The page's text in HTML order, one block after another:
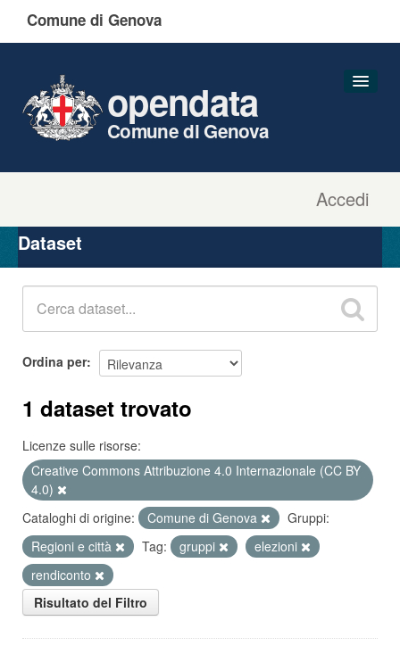
Comune di Genova
Accedi
opendata
Comune di Genova
Organizzazioni
Gruppi
Dataset
Ordina per
1 dataset trovato
Licenze sulle risorse:
Creative Commons Attribuzione 4.0 Internazionale (CC BY
4.0)
Cataloghi di origine:
Comune di Genova
Gruppi:
Regioni e città
Tag: gruppi
elezioni
rendiconto
Risultato del Filtro